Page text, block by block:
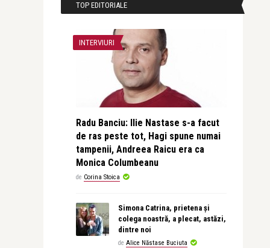
TOP EDITORIALE
INTERVIURI
Radu Banciu: Ilie Nastase s-a facut
de ras peste tot, Hagi spune numai
tampenii, Andreea Raicu era ca
Monica Columbeanu
de Corina Stoica
Simona Catrina, prietena și
colega noastră, a plecat, astăzi,
dintre noi
de Alice Năstase Buciuta